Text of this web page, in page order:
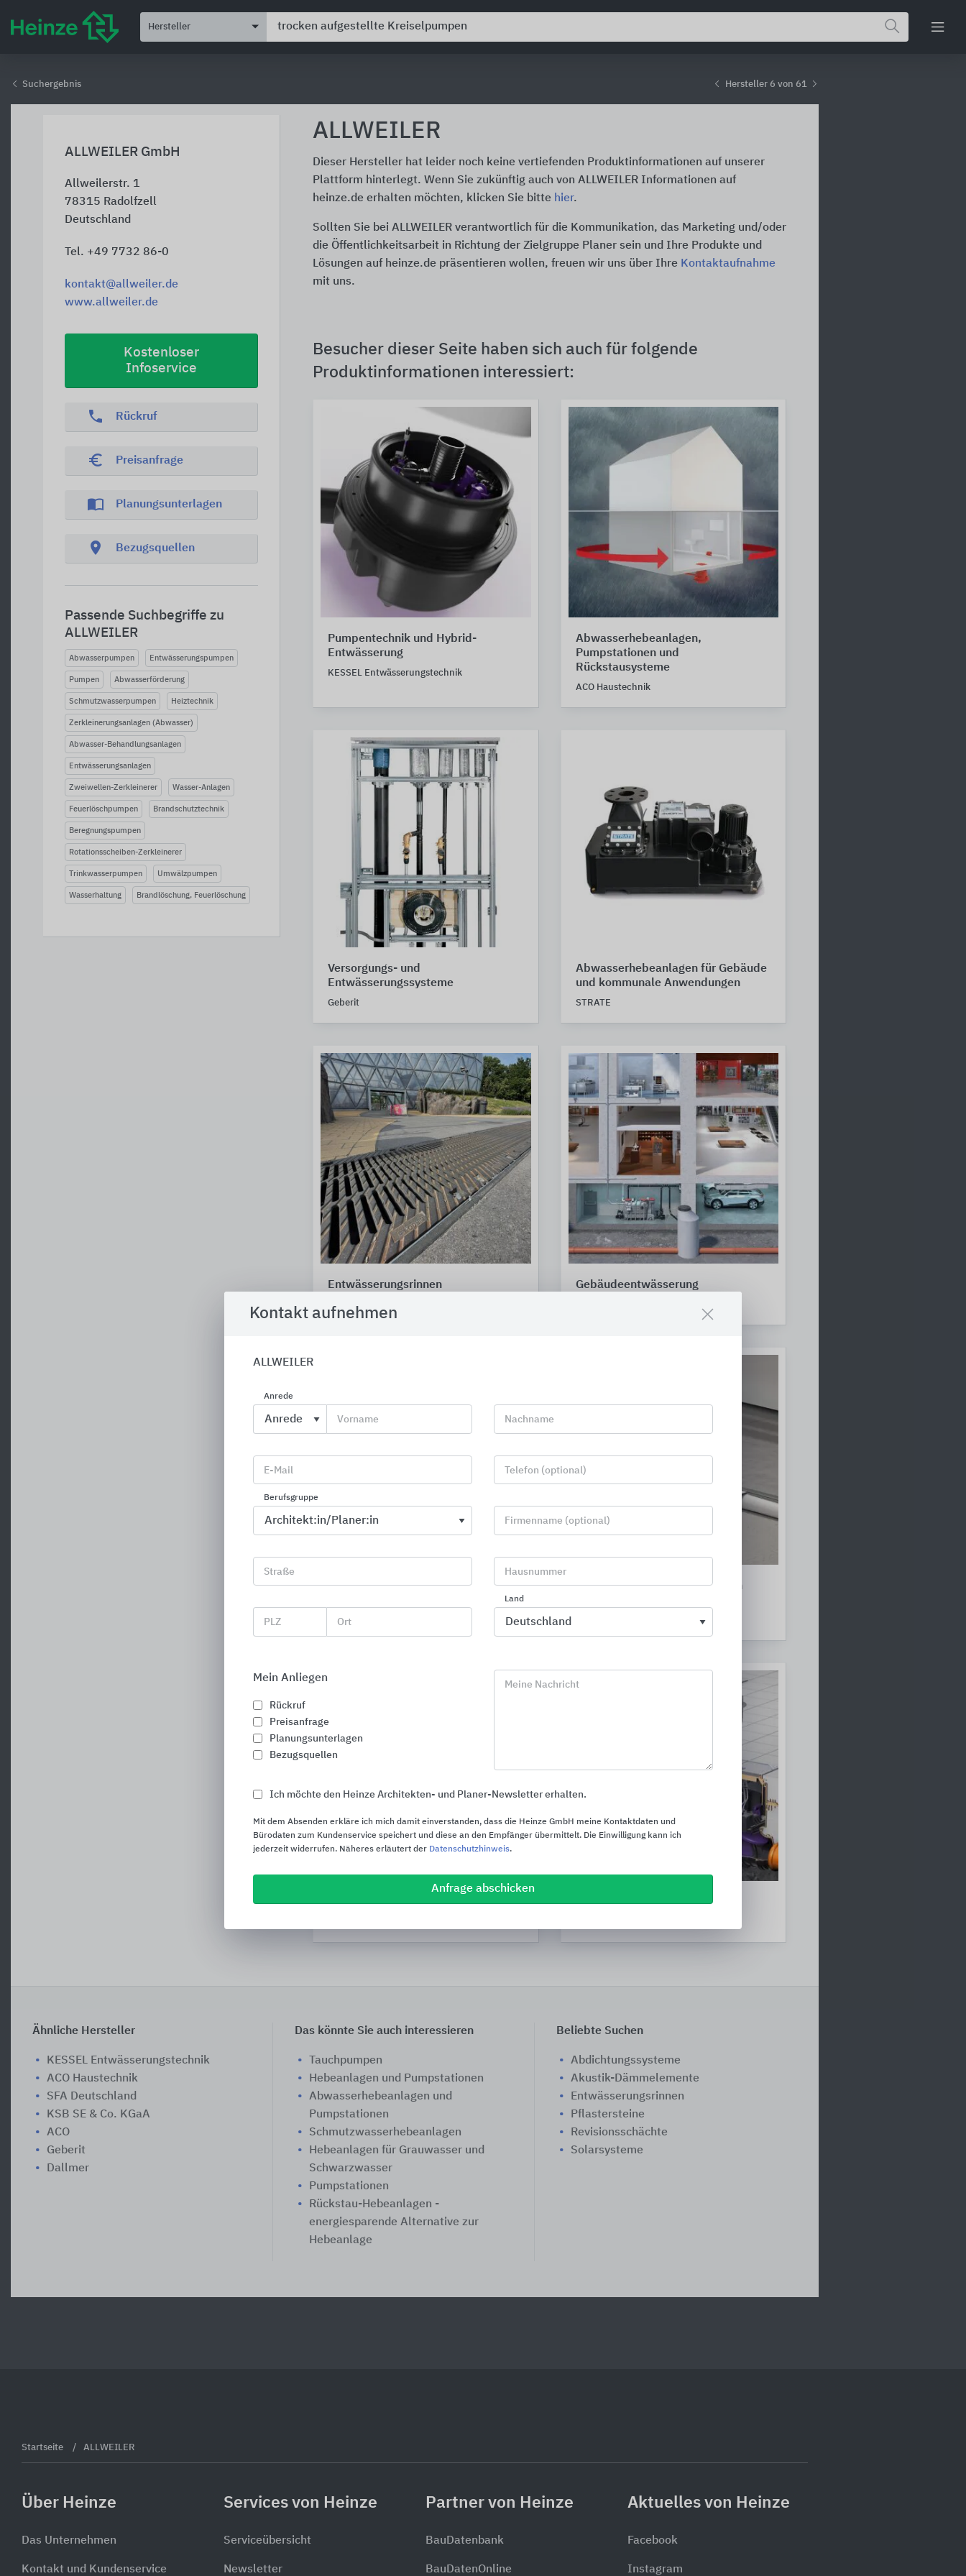
Hersteller
Suchergebnis Hersteller 6 von 61
ALLWEILER GmbH
Allweilerstr. 1
78315 Radolfzell
Deutschland
Tel. +49 7732 86-0
kontakt@allweiler.de
www.allweiler.de
Kostenloser
Infoservice
phone Rückruf
euro_symbol Preisanfrage
import_contacts Planungsunterlagen
location_on Bezugsquellen
Passende Suchbegriffe zu
ALLWEILER
Abwasserpumpen Entwässerungspumpen
Pumpen Abwasserförderung
Schmutzwasserpumpen Heiztechnik
Zerkleinerungsanlagen (Abwasser)
Abwasser-Behandlungsanlagen
Entwässerungsanlagen
Zweiwellen-Zerkleinerer Wasser-Anlagen
Feuerlöschpumpen Brandschutztechnik
Beregnungspumpen
Rotationsscheiben-Zerkleinerer
Trinkwasserpumpen Umwälzpumpen
Wasserhaltung Brandlöschung, Feuerlöschung
ALLWEILER
Dieser Hersteller hat leider noch keine vertiefenden Produktinformationen auf unserer
Plattform hinterlegt. Wenn Sie zukünftig auch von ALLWEILER Informationen auf
heinze.de erhalten möchten, klicken Sie bitte hier.
Sollten Sie bei ALLWEILER verantwortlich für die Kommunikation, das Marketing und/oder
die Öffentlichkeitsarbeit in Richtung der Zielgruppe Planer sein und Ihre Produkte und
Lösungen auf heinze.de präsentieren wollen, freuen wir uns über Ihre Kontaktaufnahme
mit uns.
Besucher dieser Seite haben sich auch für folgende
Produktinformationen interessiert:
Pumpentechnik und Hybrid-
Entwässerung
KESSEL Entwässerungstechnik
Abwasserhebeanlagen,
Pumpstationen und
Rückstausysteme
ACO Haustechnik
Versorgungs- und
Entwässerungssysteme
Geberit
Abwasserhebeanlagen für Gebäude
und kommunale Anwendungen
STRATE
Entwässerungsrinnen
BIRCO
Gebäudeentwässerung
Gewässerschutz: Abscheider und
Pumpstationen für den Erdeinbau
ACO
Entwässerungssysteme für den
Entwässerungssysteme Schutz vor Rückstau
Ähnliche Hersteller
KESSEL Entwässerungstechnik
ACO Haustechnik
SFA Deutschland
KSB SE & Co. KGaA
ACO
Geberit
Dallmer
Das könnte Sie auch interessieren
Tauchpumpen
Hebeanlagen und Pumpstationen
Abwasserhebeanlagen und
Pumpstationen
Schmutzwasserhebeanlagen
Hebeanlagen für Grauwasser und
Schwarzwasser
Pumpstationen
Rückstau-Hebeanlagen -
energiesparende Alternative zur
Hebeanlage
Beliebte Suchen
Abdichtungssysteme
Akustik-Dämmelemente
Entwässerungsrinnen
Pflastersteine
Revisionsschächte
Solarsysteme
Kontakt aufnehmen
ALLWEILER
Anrede
Vorname Nachname
E-Mail Telefon (optional)
Berufsgruppe
Firmenname (optional)
Straße Hausnummer
PLZ Ort
Land
Mein Anliegen
Rückruf
Preisanfrage
Planungsunterlagen
Bezugsquellen
Meine Nachricht
Ich möchte den Heinze Architekten- und Planer-Newsletter erhalten.
Mit dem Absenden erkläre ich mich damit einverstanden, dass die Heinze GmbH meine Kontaktdaten und
Bürodaten zum Kundenservice speichert und diese an den Empfänger übermittelt. Die Einwilligung kann ich
jederzeit widerrufen. Näheres erläutert der Datenschutzhinweis.
Anfrage abschicken
Startseite ALLWEILER
Über Heinze
Das Unternehmen
Kontakt und Kundenservice
Services von Heinze
Serviceübersicht
Newsletter
Partner von Heinze
BauDatenbank
BauDatenOnline
Aktuelles von Heinze
Facebook
Instagram